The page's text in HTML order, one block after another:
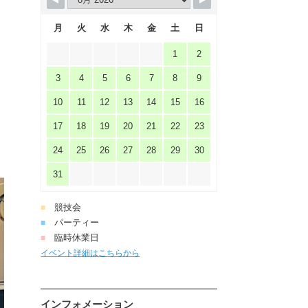
月 火 水 木 金 土 日
1 2
3 4 5 6 7 8 9
10 11 12 13 14 15 16
17 18 19 20 21 22 23
24 25 26 27 28 29 30
31
■ 競技会
■ パーティー
■ 臨時休業日
イベント詳細はこちらから
インフォメーション